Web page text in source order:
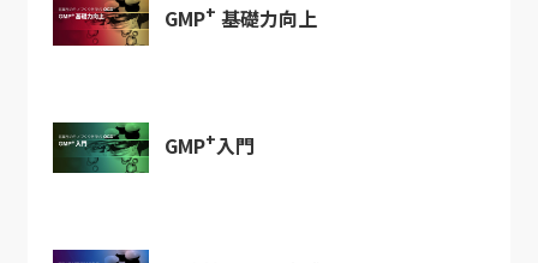
GMP+ 基礎力向上
GMP+入門